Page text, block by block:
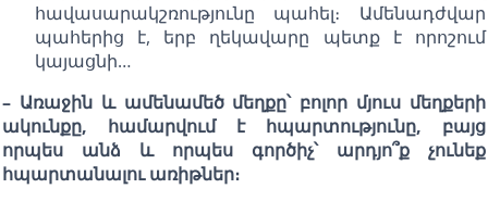
հավասարակշռությունը պահել։ Ամենադժվար
պահերից է, երբ ղեկավարը պետք է որոշում
կայացնի…
– Առաջին և ամենամեծ մեղքը՝ բոլոր մյուս մեղքերի
ակունքը, համարվում է հպարտությունը, բայց
որպես անձ և որպես գործիչ՝ արդյո՞ք չունեք
հպարտանալու առիթներ։